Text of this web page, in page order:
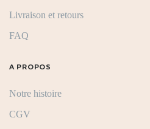
Livraison et retours
FAQ
A PROPOS
Notre histoire
CGV